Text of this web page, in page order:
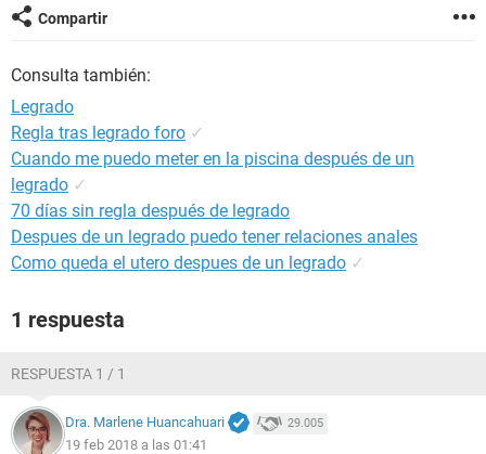
Gracias espero puedan ayudarme
Compartir
Consulta también:
Legrado
Regla tras legrado foro ✓
Cuando me puedo meter en la piscina después de un
legrado ✓
70 días sin regla después de legrado
Despues de un legrado puedo tener relaciones anales
Como queda el utero despues de un legrado ✓
1 respuesta
RESPUESTA 1 / 1
Dra. Marlene Huancahuari 29.005
19 feb 2018 a las 01:41